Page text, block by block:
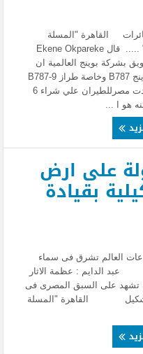
القاهرة "المسلة
بشركة بوينج العالمية ان
عائلة البوينج B787 وخاصة طراز B787-9
التي تعاقدت مصرللطيران علي شراء 6
هو ا ...
من ٥٢ دولة على ارض
بقيادة
العالم تشرق فى سماء
عبد الدايم : عظمة الاثار
تشهد على السبق المصرى فى
القاهرة "المسلة